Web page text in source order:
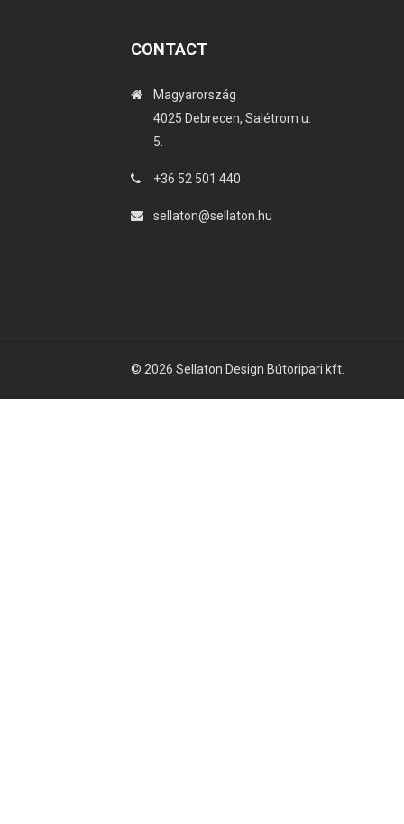
CONTACT
Magyarország
4025 Debrecen, Salétrom u.
5.
+36 52 501 440
sellaton@sellaton.hu
© 2026 Sellaton Design Bútoripari kft.